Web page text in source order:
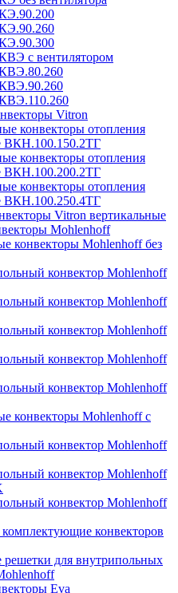
с вентилятором
Vitron
конвекторы отопления
ВКН.100.150.2ТГ
конвекторы отопления
ВКН.100.200.2ТГ
конвекторы отопления
ВКН.100.250.4ТГ
Vitron вертикальные
Mohlenhoff
конвекторы Mohlenhoff без
конвектор Mohlenhoff
конвектор Mohlenhoff
конвектор Mohlenhoff
конвектор Mohlenhoff
конвектор Mohlenhoff
конвекторы Mohlenhoff с
конвектор Mohlenhoff
конвектор Mohlenhoff
конвектор Mohlenhoff
конвекторов
решетки для внутрипольных
Eva